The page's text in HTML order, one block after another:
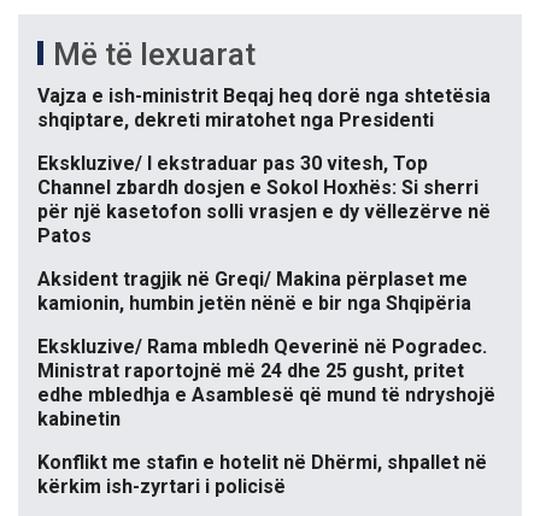
Më të lexuarat
Vajza e ish-ministrit Beqaj heq dorë nga shtetësia
shqiptare, dekreti miratohet nga Presidenti
Ekskluzive/ I ekstraduar pas 30 vitesh, Top
Channel zbardh dosjen e Sokol Hoxhës: Si sherri
për një kasetofon solli vrasjen e dy vëllezërve në
Patos
Aksident tragjik në Greqi/ Makina përplaset me
kamionin, humbin jetën nënë e bir nga Shqipëria
Ekskluzive/ Rama mbledh Qeverinë në Pogradec.
Ministrat raportojnë më 24 dhe 25 gusht, pritet
edhe mbledhja e Asamblesë që mund të ndryshojë
kabinetin
Konflikt me stafin e hotelit në Dhërmi, shpallet në
kërkim ish-zyrtari i policisë